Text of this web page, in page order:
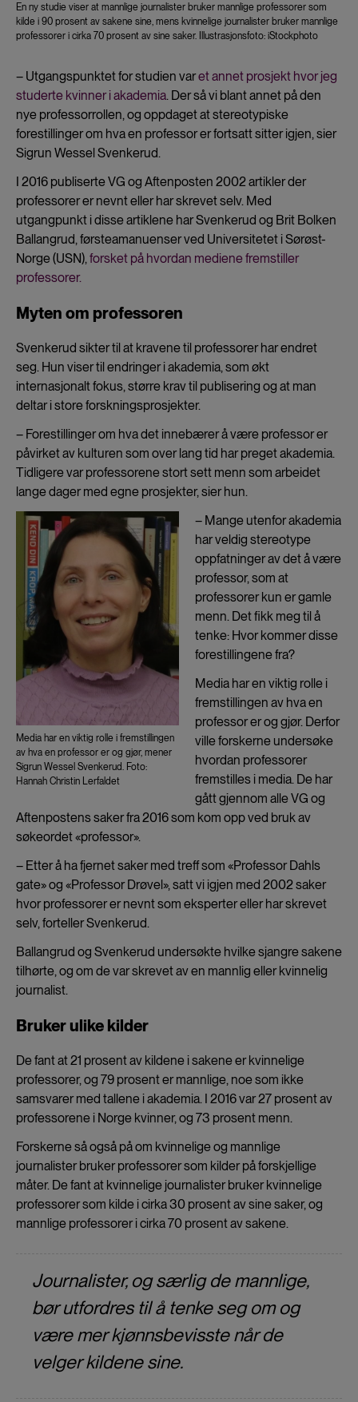
En ny studie viser at mannlige journalister bruker mannlige professorer som
kilde i 90 prosent av sakene sine, mens kvinnelige journalister bruker mannlige
professorer i cirka 70 prosent av sine saker. Illustrasjonsfoto: iStockphoto
– Utgangspunktet for studien varet annet prosjekt hvor jeg
studerte kvinner i akademia. Der så vi blant annet på den
nye professorrollen, og oppdaget at stereotypiske
forestillinger om hva en professor er fortsatt sitter igjen, sier
Sigrun Wessel Svenkerud.
I 2016 publiserte VG og Aftenposten 2002 artikler der
professorer er nevnt eller har skrevet selv. Med
utgangpunkt i disse artiklene har Svenkerud og Brit Bolken
Ballangrud, førsteamanuenser ved Universitetet i Sørøst-
Norge (USN),forsket på hvordan mediene fremstiller
professorer.
Myten om professoren
Svenkerud sikter til at kravene til professorer har endret
seg. Hun viser til endringer i akademia, som økt
internasjonalt fokus, større krav til publisering og at man
deltar i store forskningsprosjekter.
– Forestillinger om hva det innebærer å være professor er
påvirket av kulturen som over lang tid har preget akademia.
Tidligere var professorene stort sett menn som arbeidet
lange dager med egne prosjekter, sier hun.
Media har en viktig rolle i fremstillingen
av hva en professor er og gjør, mener
Sigrun Wessel Svenkerud. Foto:
Hannah Christin Lerfaldet
– Mange utenfor akademia
har veldig stereotype
oppfatninger av det å være
professor, som at
professorer kun er gamle
menn. Det fikk meg til å
tenke: Hvor kommer disse
forestillingene fra?
Media har en viktig rolle i
fremstillingen av hva en
professor er og gjør. Derfor
ville forskerne undersøke
hvordan professorer
fremstilles i media. De har
gått gjennom alle VG og
Aftenpostens saker fra 2016 som kom opp ved bruk av
søkeordet «professor».
– Etter å ha fjernet saker med treff som «Professor Dahls
gate» og «Professor Drøvel», satt vi igjen med 2002 saker
hvor professorer er nevnt som eksperter eller har skrevet
selv, forteller Svenkerud.
Ballangrud og Svenkerud undersøkte hvilke sjangre sakene
tilhørte, og om de var skrevet av en mannlig eller kvinnelig
journalist.
Bruker ulike kilder
De fant at 21 prosent av kildene i sakene er kvinnelige
professorer, og 79 prosent er mannlige, noe som ikke
samsvarer med tallene i akademia. I 2016 var 27 prosent av
professorene i Norge kvinner, og 73 prosent menn.
Forskerne så også på om kvinnelige og mannlige
journalister bruker professorer som kilder på forskjellige
måter. De fant at kvinnelige journalister bruker kvinnelige
professorer som kilde i cirka 30 prosent av sine saker, og
mannlige professorer i cirka 70 prosent av sakene.
Journalister, og særlig de mannlige,
bør utfordres til å tenke seg om og
være mer kjønnsbevisste når de
velger kildene sine.